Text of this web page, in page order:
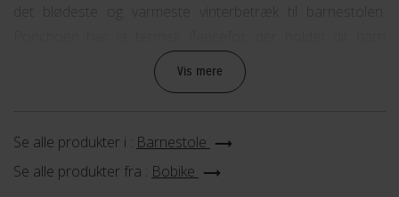
det blødeste og varmeste vinterbetræk til barnestolen.
varmt og behageligt på cykelturen. Den er også fuldstændig
vind- og vandtæt, så dit barn forbliver tørt og komfortabelt,
Refleksdetaljer for øget synlighed
Vis mere
Se alle produkter i : Barnestole
Se alle produkter fra : Bobike